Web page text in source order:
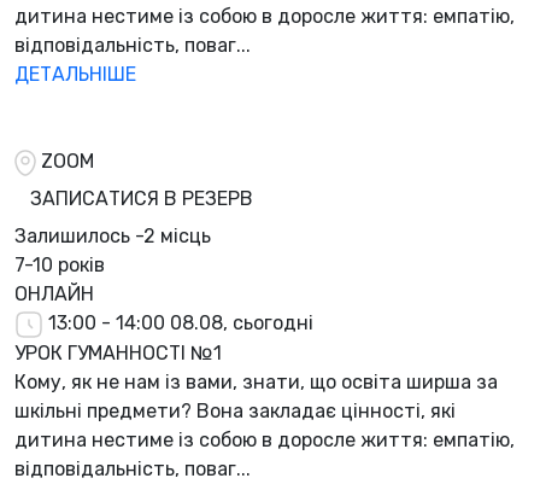
дитина нестиме із собою в доросле життя: емпатію,
відповідальність, поваг...
ДЕТАЛЬНІШЕ
ZOOM
ЗАПИСАТИСЯ В РЕЗЕРВ
Залишилось -2 місць
7-10 років
ОНЛАЙН
13:00 - 14:00 08.08, сьогодні
УРОК ГУМАННОСТІ №1
Кому, як не нам із вами, знати, що освіта ширша за
шкільні предмети? Вона закладає цінності, які
дитина нестиме із собою в доросле життя: емпатію,
відповідальність, поваг...